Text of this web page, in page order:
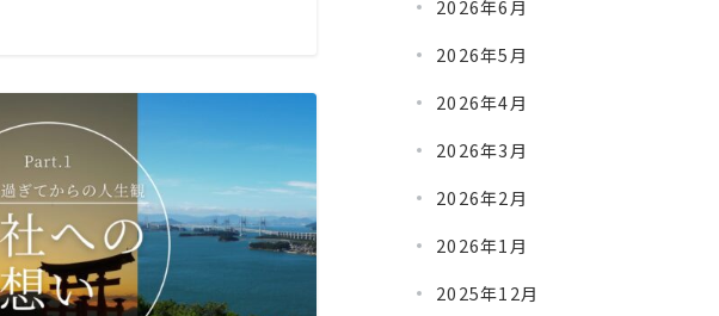
2026年6月
2026年5月
2026年4月
2026年3月
2026年2月
2026年1月
2025年12月